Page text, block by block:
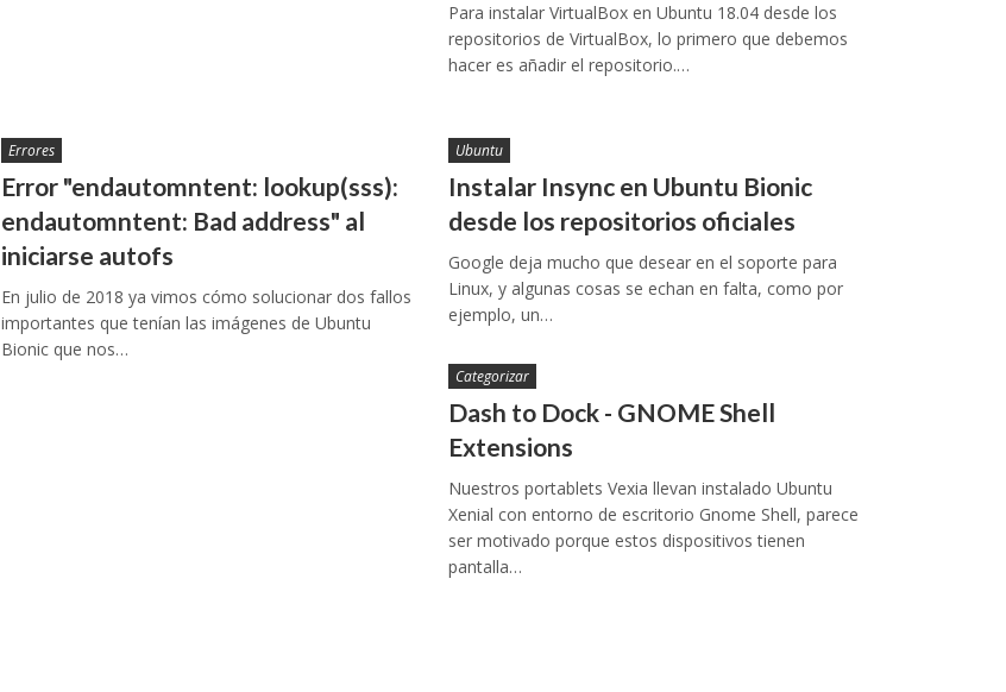
Para instalar VirtualBox en Ubuntu 18.04 desde los
repositorios de VirtualBox, lo primero que debemos
hacer es añadir el repositorio.…
Errores
Error "endautomntent: lookup(sss):
endautomntent: Bad address" al
iniciarse autofs
En julio de 2018 ya vimos cómo solucionar dos fallos
importantes que tenían las imágenes de Ubuntu
Bionic que nos…
Ubuntu
Instalar Insync en Ubuntu Bionic
desde los repositorios oficiales
Google deja mucho que desear en el soporte para
Linux, y algunas cosas se echan en falta, como por
ejemplo, un…
Categorizar
Dash to Dock - GNOME Shell
Extensions
Nuestros portablets Vexia llevan instalado Ubuntu
Xenial con entorno de escritorio Gnome Shell, parece
ser motivado porque estos dispositivos tienen
pantalla…